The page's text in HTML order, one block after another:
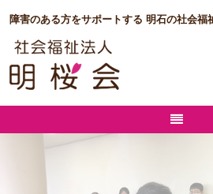
障害のある方をサポートする 明石の社会福